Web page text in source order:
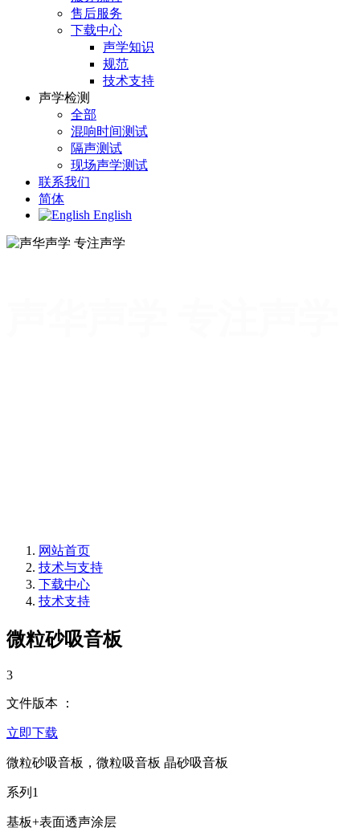
售后服务
下载中心
声学知识
规范
技术支持
声学检测
全部
混响时间测试
隔声测试
现场声学测试
联系我们
简体
English
网站首页
技术与支持
下载中心
技术支持
微粒砂吸音板
3
文件版本 ：
立即下载
微粒砂吸音板，微粒吸音板 晶砂吸音板
系列1
基板+表面透声涂层